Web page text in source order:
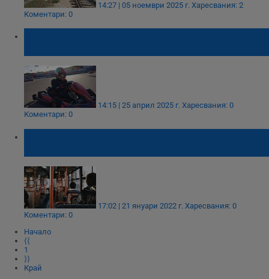
14:27 | 05 ноември 2025 г. Харесвания: 2
Коментари: 0
14:15 | 25 април 2025 г. Харесвания: 0
Коментари: 0
17:02 | 21 януари 2022 г. Харесвания: 0
Коментари: 0
Начало
⟨⟨
1
⟩⟩
Край